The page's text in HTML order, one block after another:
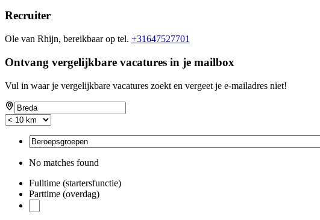
Recruiter
Ole van Rhijn, bereikbaar op tel. +31647527701
Ontvang vergelijkbare vacatures in je mailbox
Vul in waar je vergelijkbare vacatures zoekt en vergeet je e-mailadres niet!
No matches found
Fulltime (startersfunctie)
Parttime (overdag)